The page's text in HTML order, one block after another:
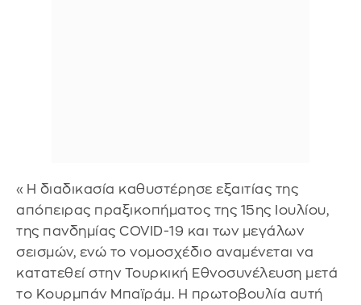
«Η διαδικασία καθυστέρησε εξαιτίας της
απόπειρας πραξικοπήματος της 15ης Ιουλίου,
της πανδημίας COVID-19 και των μεγάλων
σεισμών, ενώ το νομοσχέδιο αναμένεται να
κατατεθεί στην Τουρκική Εθνοσυνέλευση μετά
το Κουρμπάν Μπαϊράμ. Η πρωτοβουλία αυτή